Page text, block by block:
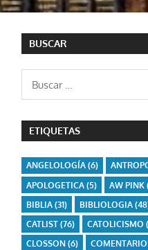
BUSCAR
ETIQUETAS
ANGELOLOGÍA(6)
APOLOGETICA(5) AW PINK
BIBLIA(31) BIBLIOLOGIA
CATLIST(76) CATOLICISMO
CLOSSON(6)